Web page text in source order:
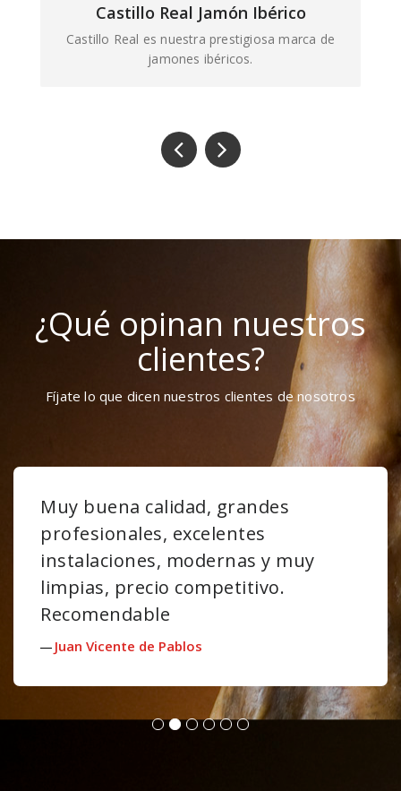
Castillo Real Jamón Ibérico
Castillo Real es nuestra prestigiosa marca de
jamones ibéricos.
¿Qué opinan nuestros
clientes?
Fíjate lo que dicen nuestros clientes de nosotros
Muy buena calidad, grandes
profesionales, excelentes
instalaciones, modernas y muy
limpias, precio competitivo.
Recomendable
Juan Vicente de Pablos